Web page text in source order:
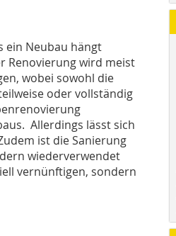
ein Neubau hängt
Renovierung wird meist
wobei sowohl die
oder vollständig
Allerdings lässt sich
ist die Sanierung
wiederverwendet
vernünftigen, sondern